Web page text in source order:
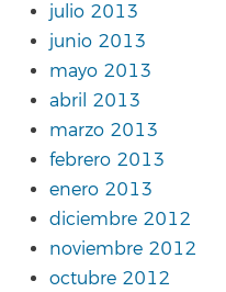
julio 2013
junio 2013
mayo 2013
abril 2013
marzo 2013
febrero 2013
enero 2013
diciembre 2012
noviembre 2012
octubre 2012